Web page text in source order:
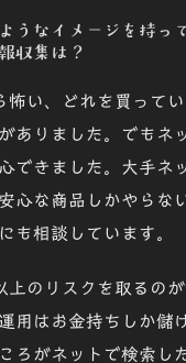
うなイメージを持っ
収集は？
怖い、どれを買って
ありました。でもネ
できました。大手ネ
心な商品しかやらな
も相談しています。
上のリスクを取るの
用はお金持ちしか儲
ろがネットで検索し